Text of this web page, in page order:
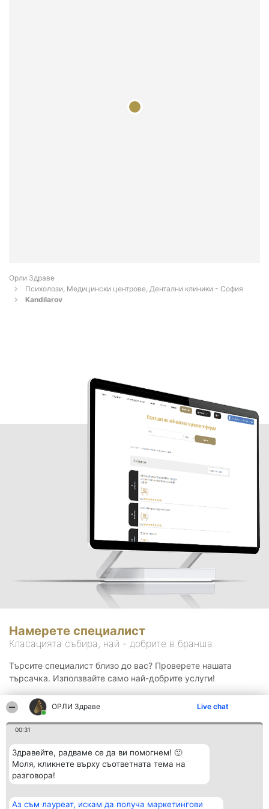
ОРЛИ Здраве Live chat
00:31
Здравейте, радваме се да ви помогнем! 🙂
Моля, кликнете върху съответната тема на
разговора!
Аз съм лауреат, искам да получа маркетингови
Орли Здраве
Психолози, Медицински центрове, Дентални клиники - София
Kandilarov
Намерете специалист
Класацията събира, най - добрите в бранша.
Търсите специалист близо до вас? Проверете нашата
търсачка. Използвайте само най-добрите услуги!
Организатор на
Класация Контакти